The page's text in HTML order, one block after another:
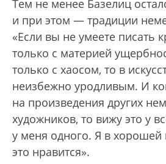
Тем не менее Базелиц
и при этом — традиции
«Если вы не умеете писать
только с материей
только с хаосом, то в
неизбежно уродливым. И
на произведения других
художников, то вижу это у
у меня одного. Я в
это нравится».